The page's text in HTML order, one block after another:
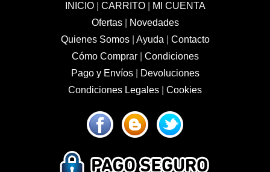
INICIO| CARRITO|
MI CUENTA
Ofertas|
Novedades
Quienes Somos| Ayuda
Contacto
Cómo Comprar| Condiciones
Pago y Envíos|
Devoluciones
Condiciones Legales
Cookies